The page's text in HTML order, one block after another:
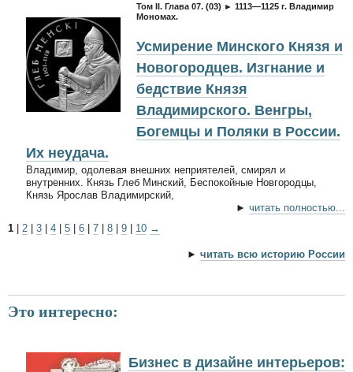
Том II. Глава 07. (03) ► 1113—1125 г. Владимир
Мономах.
Усмирение Минского Князя и
Новогородцев. Изгнание и
бедствие Князя
Владимирского. Венгры,
Богемцы и Поляки в России.
Их неудача.
Владимир, одолевая внешних неприятелей, смирял и
внутренних. Князь Глеб Минский, Беспокойные Новгородцы,
Князь Ярослав Владимирский,
► читать полностью...
1
2 3 4 5 6 7 8 9 10 →
► читать всю историю России
Это интересно:
Бизнес в дизайне интерьеров: